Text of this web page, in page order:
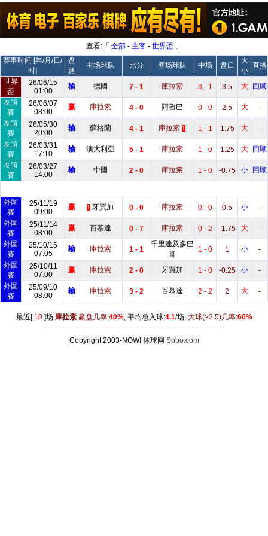
查看:「 全部- 主客- 世界盃 」
赛事时间 [年/月/日/
时]
盘
路
主场球队 比分 客场球队 中场 盘口
大
小
直播
世界
盃
26/06/15
01:00
输 德國 7 - 1 庫拉索 3 - 1 3.5 大
回顾
友誼
賽
26/06/07
08:00
赢 庫拉索 4 - 0 阿魯巴 0 - 0 2.5 大
-
友誼
賽
26/05/30
20:00
输 蘇格蘭 4 - 1 庫拉索 1 1 - 1 1.75 大
-
友誼
賽
26/03/31
17:10
输 澳大利亞 5 - 1 庫拉索 1 - 0 1.25 大
回顾
友誼
賽
26/03/27
14:00
输 中國 2 - 0 庫拉索 1 - 0 -0.75 小 回顾
外圍
賽
25/11/19
09:00
赢 1 牙買加 0 - 0 庫拉索 0 - 0 0.5 小
-
外圍
賽
25/11/14
08:00
赢 百慕達 0 - 7 庫拉索 0 - 2 -1.75 大
-
外圍
賽
25/10/15
07:05
输 庫拉索 1 - 1
千里達及多巴
哥
1 - 0 1 小
-
外圍
賽
25/10/11
07:00
赢 庫拉索 2 - 0 牙買加 1 - 0 -0.25 小
-
外圍
賽
25/09/10
08:00
输 庫拉索 3 - 2 百慕達 2 - 2 2 大 -
最近[ 10]场 庫拉索赢盘几率:40%, 平均总入球:4.1/场, 大球(>2.5)几率:60%
Copyright 2003-NOW! 体球网 Spbo.com